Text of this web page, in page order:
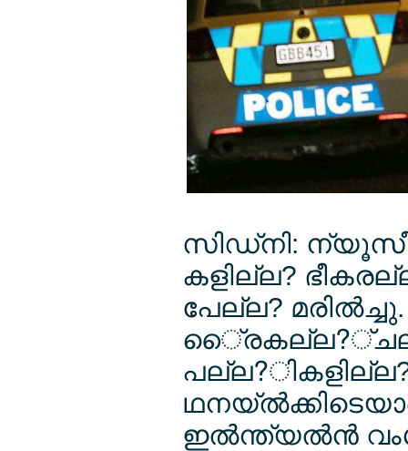
സിഡ്നി:
കളില്ല?
പേല്ല?
ഇല്‍ന്ത്യല്‍ന്‍